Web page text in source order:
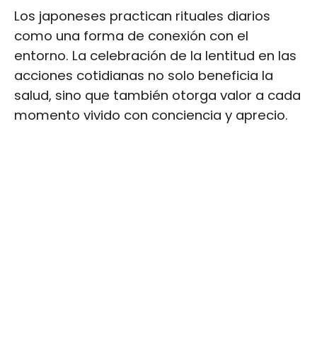
Los japoneses practican rituales diarios
como una forma de conexión con el
entorno. La celebración de la lentitud en las
acciones cotidianas no solo beneficia la
salud, sino que también otorga valor a cada
momento vivido con conciencia y aprecio.